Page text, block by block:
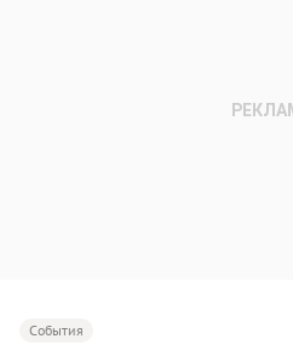
События